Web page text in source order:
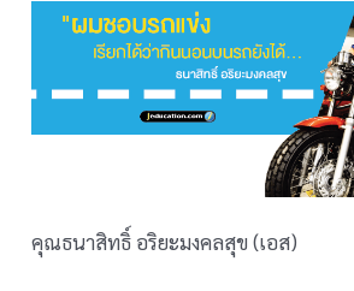
คุณธนาสิทธิ์ อริยะมงคลสุข (เอส)